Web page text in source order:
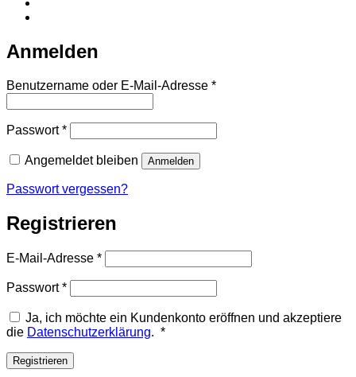
Anmelden
Benutzername oder E-Mail-Adresse *Erforderlich
Passwort*Erforderlich
Angemeldet bleiben Anmelden
Passwort vergessen?
Registrieren
E-Mail-Adresse *Erforderlich
Passwort*Erforderlich
Ja, ich möchte ein Kundenkonto eröffnen und akzeptiere
die Datenschutzerklärung. *Erforderlich
Registrieren